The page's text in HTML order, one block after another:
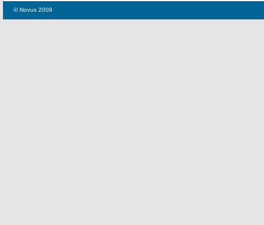
© Novus 2009